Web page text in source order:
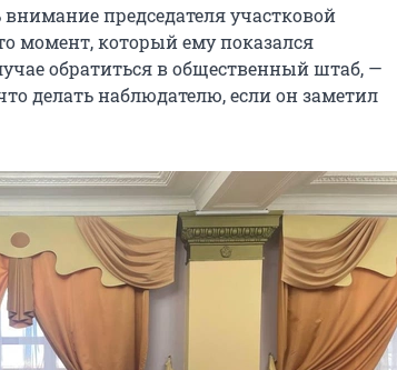
председателя участковой
момент, который ему показался
обратиться в общественный штаб, —
делать наблюдателю, если он заметил